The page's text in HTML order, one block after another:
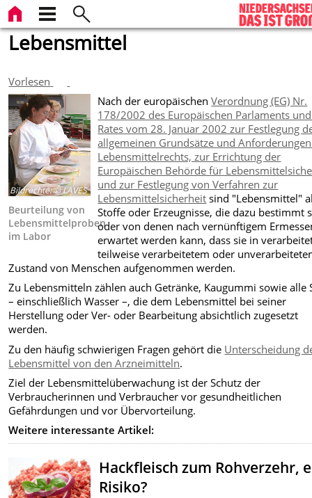
Lebensmittel
Vorlesen
Bildrechte:© LAVES
Beurteilung von
Lebensmittelproben
im Labor
Nach der europäischenVerordnung (EG) Nr.
178/2002 des Europäischen Parlaments
Rates vom 28. Januar 2002 zur Festlegung
allgemeinen Grundsätze und
Lebensmittelrechts, zur Errichtung der
Europäischen Behörde für
und zur Festlegung von Verfahren zur
Lebensmittelsicherheit sind "Lebensmittel"
Stoffe oder Erzeugnisse, die dazu bestimmt
oder von denen nach vernünftigem
erwartet werden kann, dass sie in
teilweise verarbeitetem oder
Zustand von Menschen aufgenommen werden.
Zu Lebensmitteln zählen auch Getränke, Kaugummi sowie alle
– einschließlich Wasser –, die dem Lebensmittel bei seiner
Herstellung oder Ver- oder Bearbeitung absichtlich zugesetzt
werden.
Zu den häufig schwierigen Fragen gehört die Unterscheidung
Lebensmittel von den Arzneimitteln.
Ziel der Lebensmittelüberwachung ist der Schutz der
Verbraucherinnen und Verbraucher vor gesundheitlichen
Gefährdungen und vor Übervorteilung.
Weitere interessante Artikel:
Hackfleisch zum Rohverzehr,
Risiko?